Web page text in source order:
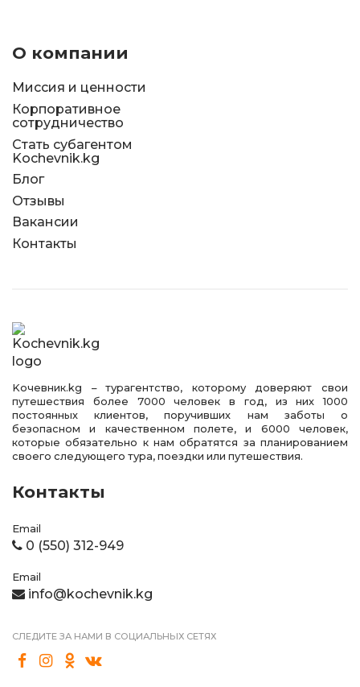
О компании
Миссия и ценности
Корпоративное
сотрудничество
Стать субагентом
Kochevnik.kg
Блог
Отзывы
Вакансии
Контакты
Kочевник.kg – турагентство, которому доверяют свои
путешествия более 7000 человек в год, из них 1000
постоянных клиентов, поручивших нам заботы о
безопасном и качественном полете, и 6000 человек,
которые обязательно к нам обратятся за планированием
своего следующего тура, поездки или путешествия.
Контакты
Email
0 (550) 312-949
Email
info@kochevnik.kg
СЛЕДИТЕ ЗА НАМИ В СОЦИАЛЬНЫХ СЕТЯХ